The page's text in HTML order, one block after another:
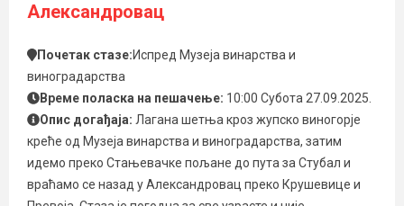
Александровац
Почетак стазе:Испред Музеја винарства и
виноградарства
Време поласка на пешачење: 10:00 Субота 27.09.2025.
Опис догађаја: Лагана шетња кроз жупско виногорје
креће од Музеја винарства и виноградарства, затим
идемо преко Стањевачке пољане до пута за Стубал и
враћамо се назад у Александровац преко Крушевице и